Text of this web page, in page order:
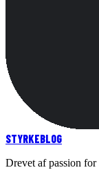
STYRKEBLOG
Drevet af passion